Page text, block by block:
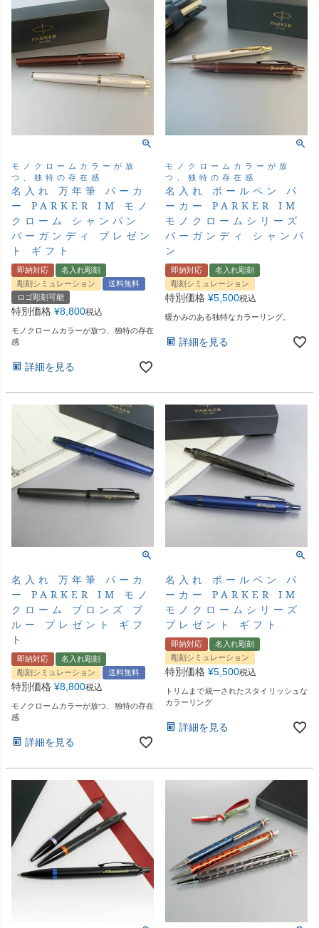
モノクロームカラーが放
つ、独特の存在感
名入れ 万年筆 パーカ
ー PARKER IM モノ
クローム シャンパン
バーガンディ プレゼン
ト ギフト
即納対応
名入れ彫刻
彫刻シミュレーション
送料無料
ロゴ彫刻可能
特別価格 ¥8,800税込
モノクロームカラーが放つ、独特の存在
感
詳細を見る
モノクロームカラーが放
つ、独特の存在感
名入れ ボールペン パ
ーカー PARKER IM
モノクロームシリーズ
バーガンディ シャンパ
ン
即納対応
名入れ彫刻
彫刻シミュレーション
特別価格 ¥5,500税込
暖かみのある独特なカラーリング。
詳細を見る
名入れ 万年筆 パーカ
ー PARKER IM モノ
クローム ブロンズ ブ
ルー プレゼント ギフ
ト
即納対応
名入れ彫刻
彫刻シミュレーション
送料無料
特別価格 ¥8,800税込
モノクロームカラーが放つ、独特の存在
感
詳細を見る
名入れ ボールペン パ
ーカー PARKER IM
モノクロームシリーズ
プレゼント ギフト
即納対応
名入れ彫刻
彫刻シミュレーション
特別価格 ¥5,500税込
トリムまで統一されたスタイリッシュな
カラーリング
詳細を見る